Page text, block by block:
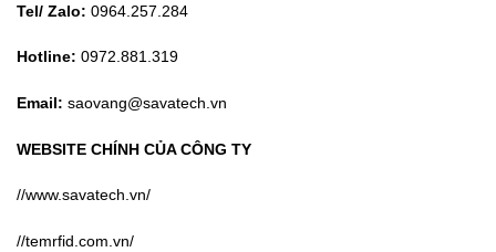
Tel/ Zalo: 0964.257.284
Hotline: 0972.881.319
Email: saovang@savatech.vn
WEBSITE CHÍNH CỦA CÔNG TY
//www.savatech.vn/
//temrfid.com.vn/